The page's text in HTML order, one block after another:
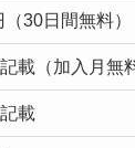
30日間無料）
載（加入月無
載